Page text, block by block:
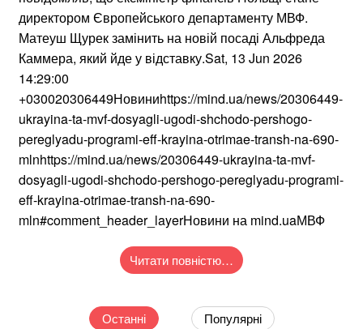
директором Європейського департаменту МВФ.
Матеуш Щурек замінить на новій посаді Альфреда
Каммера, який йде у відставку.Sat, 13 Jun 2026
14:29:00
+030020306449Новиниhttps://mind.ua/news/20306449-
ukrayina-ta-mvf-dosyagli-ugodi-shchodo-pershogo-
pereglyadu-programi-eff-krayina-otrimae-transh-na-690-
mlnhttps://mind.ua/news/20306449-ukrayina-ta-mvf-
dosyagli-ugodi-shchodo-pershogo-pereglyadu-programi-
eff-krayina-otrimae-transh-na-690-
mln#comment_header_layerНовини на mind.uaМВФ
Читати повністю…
Останні Популярні